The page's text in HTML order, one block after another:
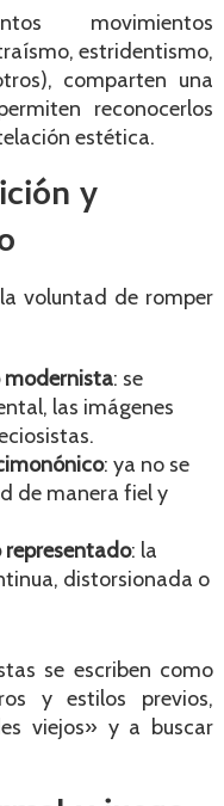
movimientos
estridentismo,
comparten una
reconocerlos
estética.
y
voluntad de romper
modernista: se
las imágenes
: ya no se
de manera fiel y
: la
distorsionada o
se escriben como
y estilos previos,
viejos» y a buscar